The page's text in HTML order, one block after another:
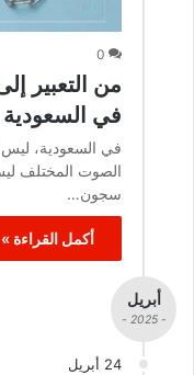
0
من التعبير
في السعودية
في السعودية، ليس
الصوت المختلف
سجون…
أكمل القراءة »
أبريل
- 2025 -
24 أبريل